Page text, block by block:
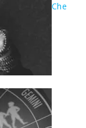
Che